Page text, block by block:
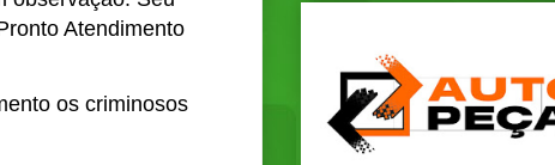
Atendimento
os criminosos